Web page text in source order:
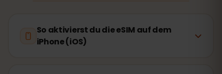
So aktivierst du die eSIM auf dem
iPhone (iOS)